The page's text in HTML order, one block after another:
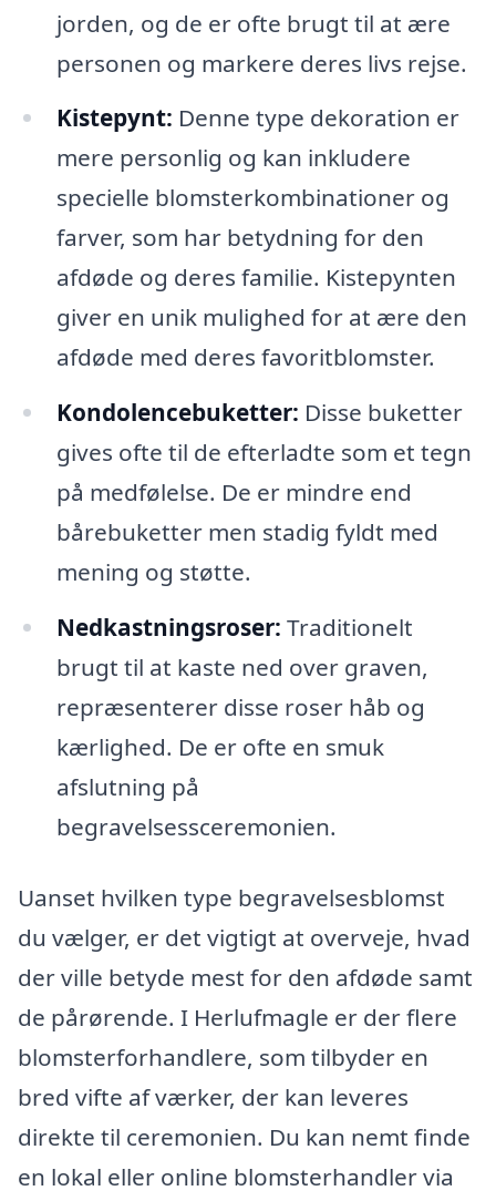
jorden, og de er ofte brugt til at ære
personen og markere deres livs rejse.
Kistepynt: Denne type dekoration er
mere personlig og kan inkludere
specielle blomsterkombinationer og
farver, som har betydning for den
afdøde og deres familie. Kistepynten
giver en unik mulighed for at ære den
afdøde med deres favoritblomster.
Kondolencebuketter: Disse buketter
gives ofte til de efterladte som et tegn
på medfølelse. De er mindre end
bårebuketter men stadig fyldt med
mening og støtte.
Nedkastningsroser: Traditionelt
brugt til at kaste ned over graven,
repræsenterer disse roser håb og
kærlighed. De er ofte en smuk
afslutning på
begravelsessceremonien.
Uanset hvilken type begravelsesblomst
du vælger, er det vigtigt at overveje, hvad
der ville betyde mest for den afdøde samt
de pårørende. I Herlufmagle er der flere
blomsterforhandlere, som tilbyder en
bred vifte af værker, der kan leveres
direkte til ceremonien. Du kan nemt finde
en lokal eller online blomsterhandler via